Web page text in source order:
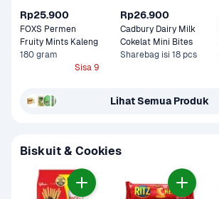
Rp25.900
FOXS Permen
180 gram
Sisa 9
Rp26.900
Cadbury Dairy Milk
Cokelat Mini Bites
Sharebag isi 18 pcs
Lihat Semua Produk
Biskuit & Cookies